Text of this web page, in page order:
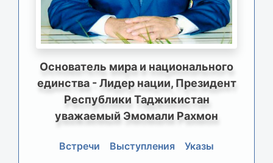
Основатель мира и национального
единства - Лидер нации, Президент
Республики Таджикистан
уважаемый Эмомали Рахмон
Встречи Выступления
Указы